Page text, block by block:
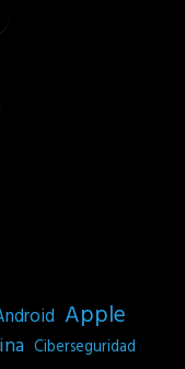
Apple
Ciberseguridad